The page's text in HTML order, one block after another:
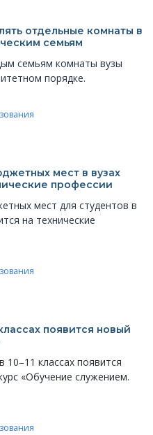
отдельные комнаты в
семьям
семьям комнаты вузы
порядке.
мест в вузах
профессии
мест для студентов в
на технические
появится новый
10–11 классах появится
«Обучение служением.